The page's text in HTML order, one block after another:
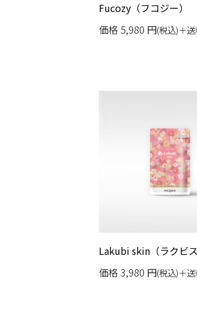
Fucozy（フコジー）
価格 5,980 円(税込)＋
Lakubi skin（ラクビス
価格3,980 円(税込)＋